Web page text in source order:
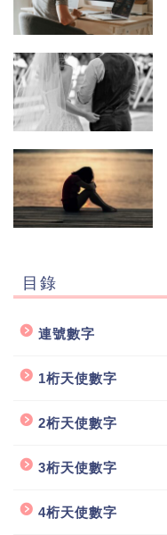
目錄
連號數字
1桁天使數字
2桁天使數字
3桁天使數字
4桁天使數字